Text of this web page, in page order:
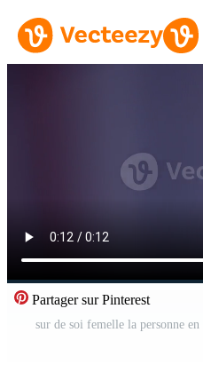
Partager sur Pinterest